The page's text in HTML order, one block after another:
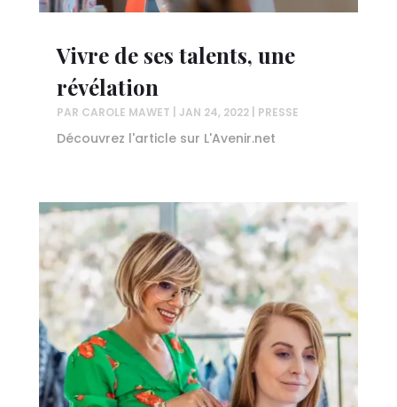
Vivre de ses talents, une
révélation
PAR CAROLE MAWET JAN 24, 2022| PRESSE
Découvrez l'article sur L'Avenir.net